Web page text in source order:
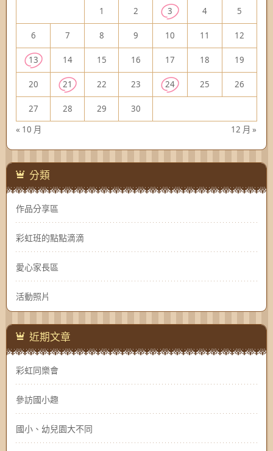
« 10 月 12 月 »
1 2 3 4 5
6 7 8 9 10 11 12
13 14 15 16 17 18 19
20 21 22 23 24 25 26
27 28 29 30
分類
作品分享區
彩虹班的點點滴滴
愛心家長區
活動照片
近期文章
彩虹同樂會
參訪國小趣
國小、幼兒園大不同